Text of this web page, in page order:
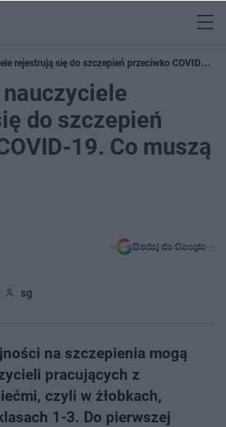
rejestrują się do szczepień przeciwko COVID-19.
do szczepień
19. Co muszą
Dodaj do Google
sg
na szczepienia mogą
pracujących z
czyli w żłobkach,
1-3. Do pierwszej